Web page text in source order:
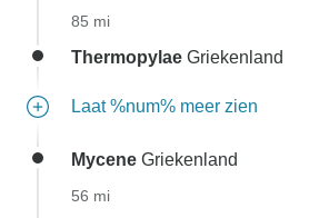
85 mi
Thermopylae Griekenland
Laat %num% meer zien
Mycene Griekenland
56 mi